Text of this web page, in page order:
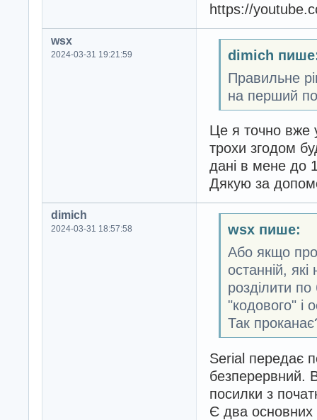
https://
wsx
2024-03-31 19:21:59
dimich
Правильне
на перший
Це я точно вже
трохи згодом
дані в мене до
Дякую за
dimich
2024-03-31 18:57:58
wsx пише:
Або якщо
останній,
розділити
"кодового" і
Так
Serial передає
безперервний.
посилки з
Є два основних